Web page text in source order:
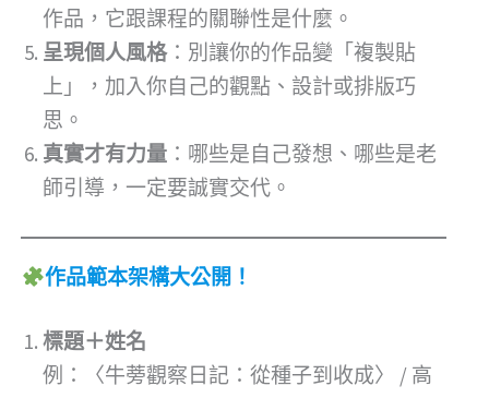
作品，它跟課程的關聯性是什麼。
呈現個人風格：別讓你的作品變「複製貼
上」，加入你自己的觀點、設計或排版巧
思。
真實才有力量 ：哪些是自己發想、哪些是老
師引導，一定要誠實交代。
作品範本架構大公開！
標題＋姓名
例：〈牛蒡觀察日記：從種子到收成〉 / 高